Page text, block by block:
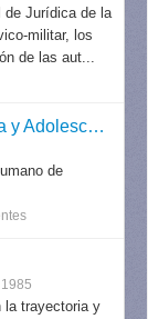
de Jurídica de la
militar, los
de las aut...
Instituto Interamericano del Niño, la Niña y Adolescentes
de
la trayectoria y